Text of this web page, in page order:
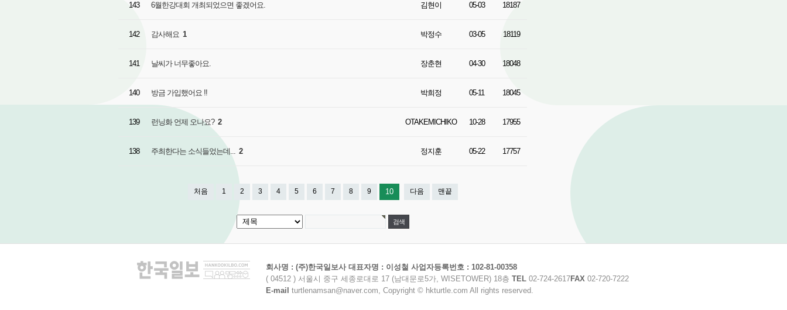
143 6월한강대회 개최되었으면 좋겠어요. 김현이 05-03 18187
142 감사해요 1 박정수 03-05 18119
141 날씨가 너무좋아요. 장춘현 04-30 18048
140 방금 가입했어요 !! 박희정 05-11 18045
139 런닝화 언제 오나요? 2 OTAKEMICHIKO 10-28 17955
138 주최한다는 소식들었는데... 2 정지훈 05-22 17757
처음 1 2 3 4 5 6 7 8 9 10 다음 맨끝
회사명 : (주)한국일보사 대표자명 : 이성철 사업자등록번호 : 102-81-00358
( 04512 ) 서울시 중구 세종로대로 17 (남대문로5가, WISETOWER) 18층 TEL 02-724-2617FAX 02-720-7222
E-mail turtlenamsan@naver.com, Copyright © hkturtle.com All rights reserved.